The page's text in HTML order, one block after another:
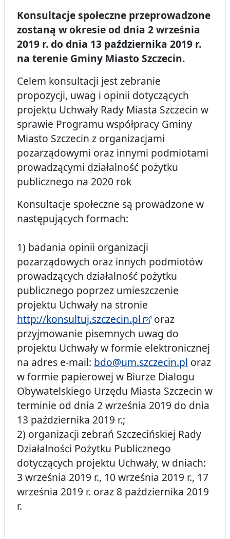
Konsultacje społeczne przeprowadzone
zostaną w okresie od dnia 2 września
2019 r. do dnia 13 października 2019 r.
na terenie Gminy Miasto Szczecin.
Celem konsultacji jest zebranie
propozycji, uwag i opinii dotyczących
projektu Uchwały Rady Miasta Szczecin w
sprawie Programu współpracy Gminy
Miasto Szczecin z organizacjami
pozarządowymi oraz innymi podmiotami
prowadzącymi działalność pożytku
publicznego na 2020 rok
Konsultacje społeczne są prowadzone w
następujących formach:
1) badania opinii organizacji
pozarządowych oraz innych podmiotów
prowadzących działalność pożytku
publicznego poprzez umieszczenie
projektu Uchwały na stronie
http://konsultuj.szczecin.pl
oraz
przyjmowanie pisemnych uwag do
projektu Uchwały w formie elektronicznej
na adres e-mail: bdo@um.szczecin.pl oraz
w formie papierowej w Biurze Dialogu
Obywatelskiego Urzędu Miasta Szczecin w
terminie od dnia 2 września 2019 do dnia
13 października 2019 r.;
2) organizacji zebrań Szczecińskiej Rady
Działalności Pożytku Publicznego
dotyczących projektu Uchwały, w dniach:
3 września 2019 r., 10 września 2019 r., 17
września 2019 r. oraz 8 października 2019
r.